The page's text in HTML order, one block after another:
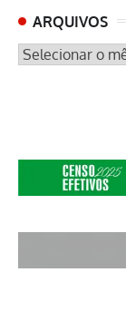
ARQUIVOS
ARQUIVOS